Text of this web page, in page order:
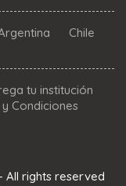
Chile
tu institución
Condiciones
All rights reserved